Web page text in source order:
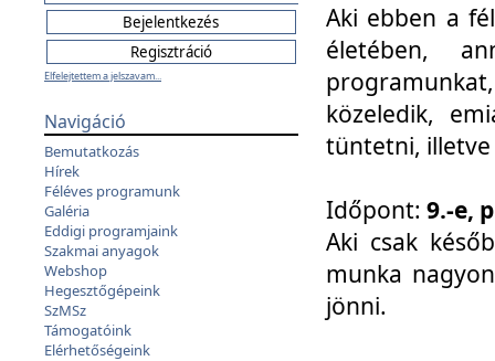
Elfelejtettem a jelszavam...
Navigáció
Bemutatkozás
Hírek
Féléves programunk
Galéria
Eddigi programjaink
Szakmai anyagok
Webshop
Hegesztőgépeink
SzMSz
Támogatóink
Elérhetőségeink
Aki ebben a
életében,
közeledik,
tüntetni, illetve
Időpont: 9.-e,
Aki csak
munka
jönni.